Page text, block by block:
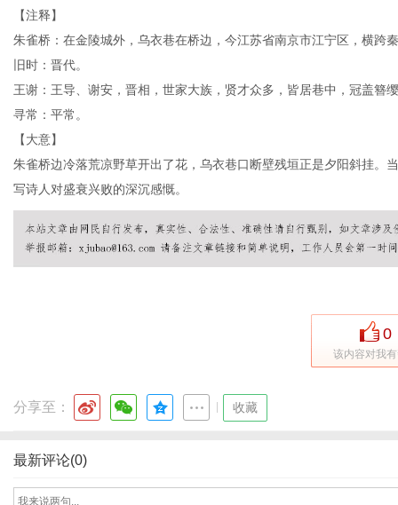
【注释】
朱雀桥：在金陵城外，乌衣巷在桥边，今江苏省南京市江宁区，横跨
旧时：晋代。
王谢：王导、谢安，晋相，世家大族，贤才众多，皆居巷中，冠盖簪
寻常：平常。
【大意】
朱雀桥边冷落荒凉野草开出了花，乌衣巷口断壁残垣正是夕阳斜挂。
写诗人对盛衰兴败的深沉感慨。
0
该内容对我
分享至： 收藏
最新评论(0)